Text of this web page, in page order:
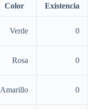
Color Existencia
Verde 0
Rosa 0
Amarillo 0